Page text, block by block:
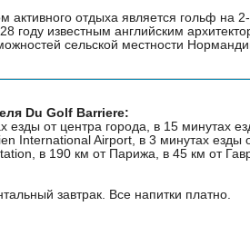
активного отдыха является гольф на
году известным английским
сельской местности
Du Golf Barriere:
езды от центра города, в 15 минутах
International Airport, в 3 минутах езды
в 190 км от Парижа, в 45 км от
завтрак. Все напитки платно.